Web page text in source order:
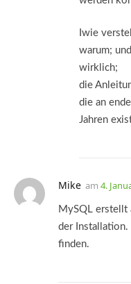
Iwie
warum;
wirklich;
die
die an
Jahren
Mike am 4.
MySQL erstellt
der
finden.